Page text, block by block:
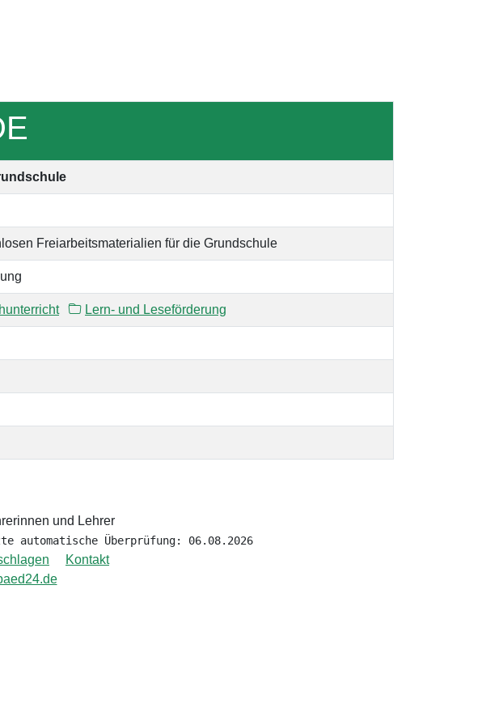
Freiarbeitsmaterialien für die Grundschule
Lern- und Leseförderung
und Lehrer
Überprüfung: 06.08.2026
Kontakt